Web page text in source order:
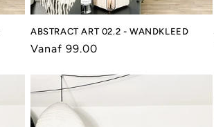
ABSTRACT ART 02.2 - WANDKLEED
Normale
Vanaf 99.00